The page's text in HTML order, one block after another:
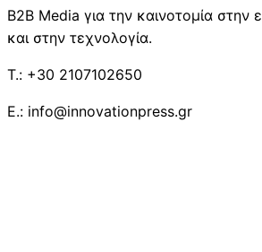
B2B Media για την καινοτομία στην
και στην τεχνολογία.
T.: +30 2107102650
E.: info@innovationpress.gr